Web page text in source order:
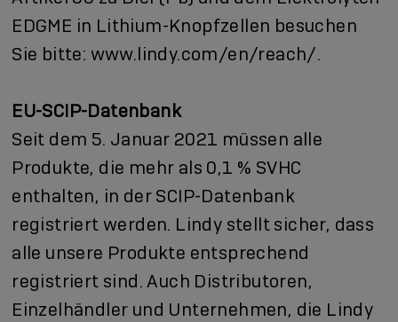
EDGME in Lithium-Knopfzellen besuchen
Sie bitte: www.lindy.com/en/reach/.
EU-SCIP-Datenbank
Seit dem 5. Januar 2021 müssen alle
Produkte, die mehr als 0,1 % SVHC
enthalten, in der SCIP-Datenbank
registriert werden. Lindy stellt sicher, dass
alle unsere Produkte entsprechend
registriert sind. Auch Distributoren,
Einzelhändler und Unternehmen, die Lindy